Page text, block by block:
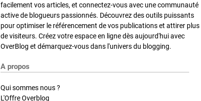
facilement vos articles, et connectez-vous avec une communauté
active de blogueurs passionnés. Découvrez des outils puissants
pour optimiser le référencement de vos publications et attirer plus
de visiteurs. Créez votre espace en ligne dès aujourd'hui avec
OverBlog et démarquez-vous dans l'univers du blogging.
A propos
Qui sommes nous ?
L'Offre Overblog